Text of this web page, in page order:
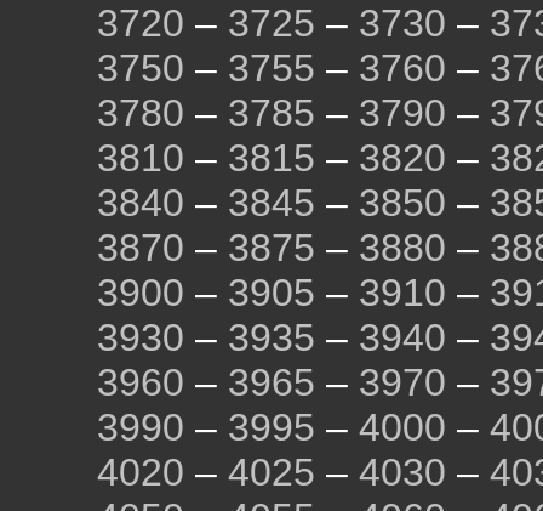
3720 – 3725 – 3730 –
3750 – 3755 – 3760 –
3780 – 3785 – 3790 –
3810 – 3815 – 3820 –
3840 – 3845 – 3850 –
3870 – 3875 – 3880 –
3900 – 3905 – 3910 –
3930 – 3935 – 3940 –
3960 – 3965 – 3970 –
3990 – 3995 – 4000 –
4020 – 4025 – 4030 –